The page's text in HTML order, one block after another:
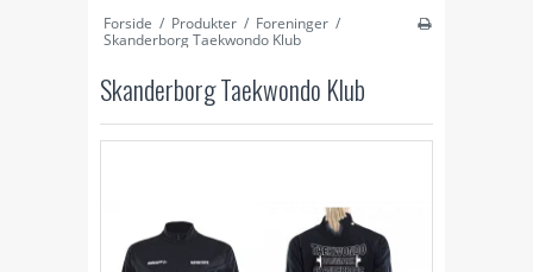
Forside / Produkter / Foreninger /
Skanderborg Taekwondo Klub
Skanderborg Taekwondo Klub